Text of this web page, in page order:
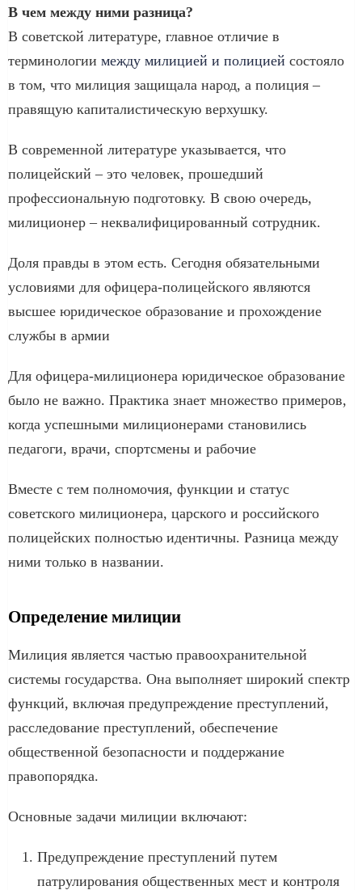
В чем между ними разница?
В советской литературе, главное отличие в
терминологии между милицией и полицией состояло
в том, что милиция защищала народ, а полиция –
правящую капиталистическую верхушку.
В современной литературе указывается, что
полицейский – это человек, прошедший
профессиональную подготовку. В свою очередь,
милиционер – неквалифицированный сотрудник.
Доля правды в этом есть. Сегодня обязательными
условиями для офицера-полицейского являются
высшее юридическое образование и прохождение
службы в армии
Для офицера-милиционера юридическое образование
было не важно. Практика знает множество примеров,
когда успешными милиционерами становились
педагоги, врачи, спортсмены и рабочие
Вместе с тем полномочия, функции и статус
советского милиционера, царского и российского
полицейских полностью идентичны. Разница между
ними только в названии.
Определение милиции
Милиция является частью правоохранительной
системы государства. Она выполняет широкий спектр
функций, включая предупреждение преступлений,
расследование преступлений, обеспечение
общественной безопасности и поддержание
правопорядка.
Основные задачи милиции включают:
Предупреждение преступлений путем
патрулирования общественных мест и контроля